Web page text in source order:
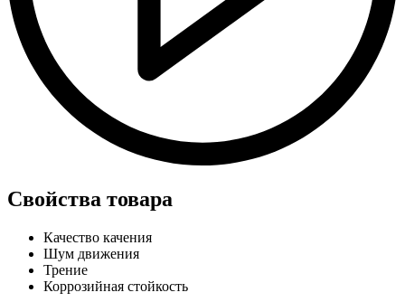
Свойства товара
Качество качения
Шум движения
Трение
Коррозийная стойкость